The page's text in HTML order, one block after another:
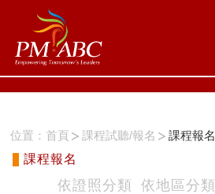
接近 ')' 之處的語法不正確。
位置：首頁 課程試聽/報名
課程報名
課程報名
依證照分類 依地區分類